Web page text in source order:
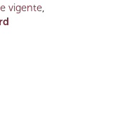
vigente